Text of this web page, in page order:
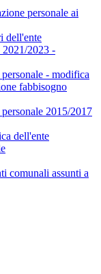
personale ai
dell'ente
2021/2023 -
- modifica
fabbisogno
2015/2017
dell'ente
comunali assunti a